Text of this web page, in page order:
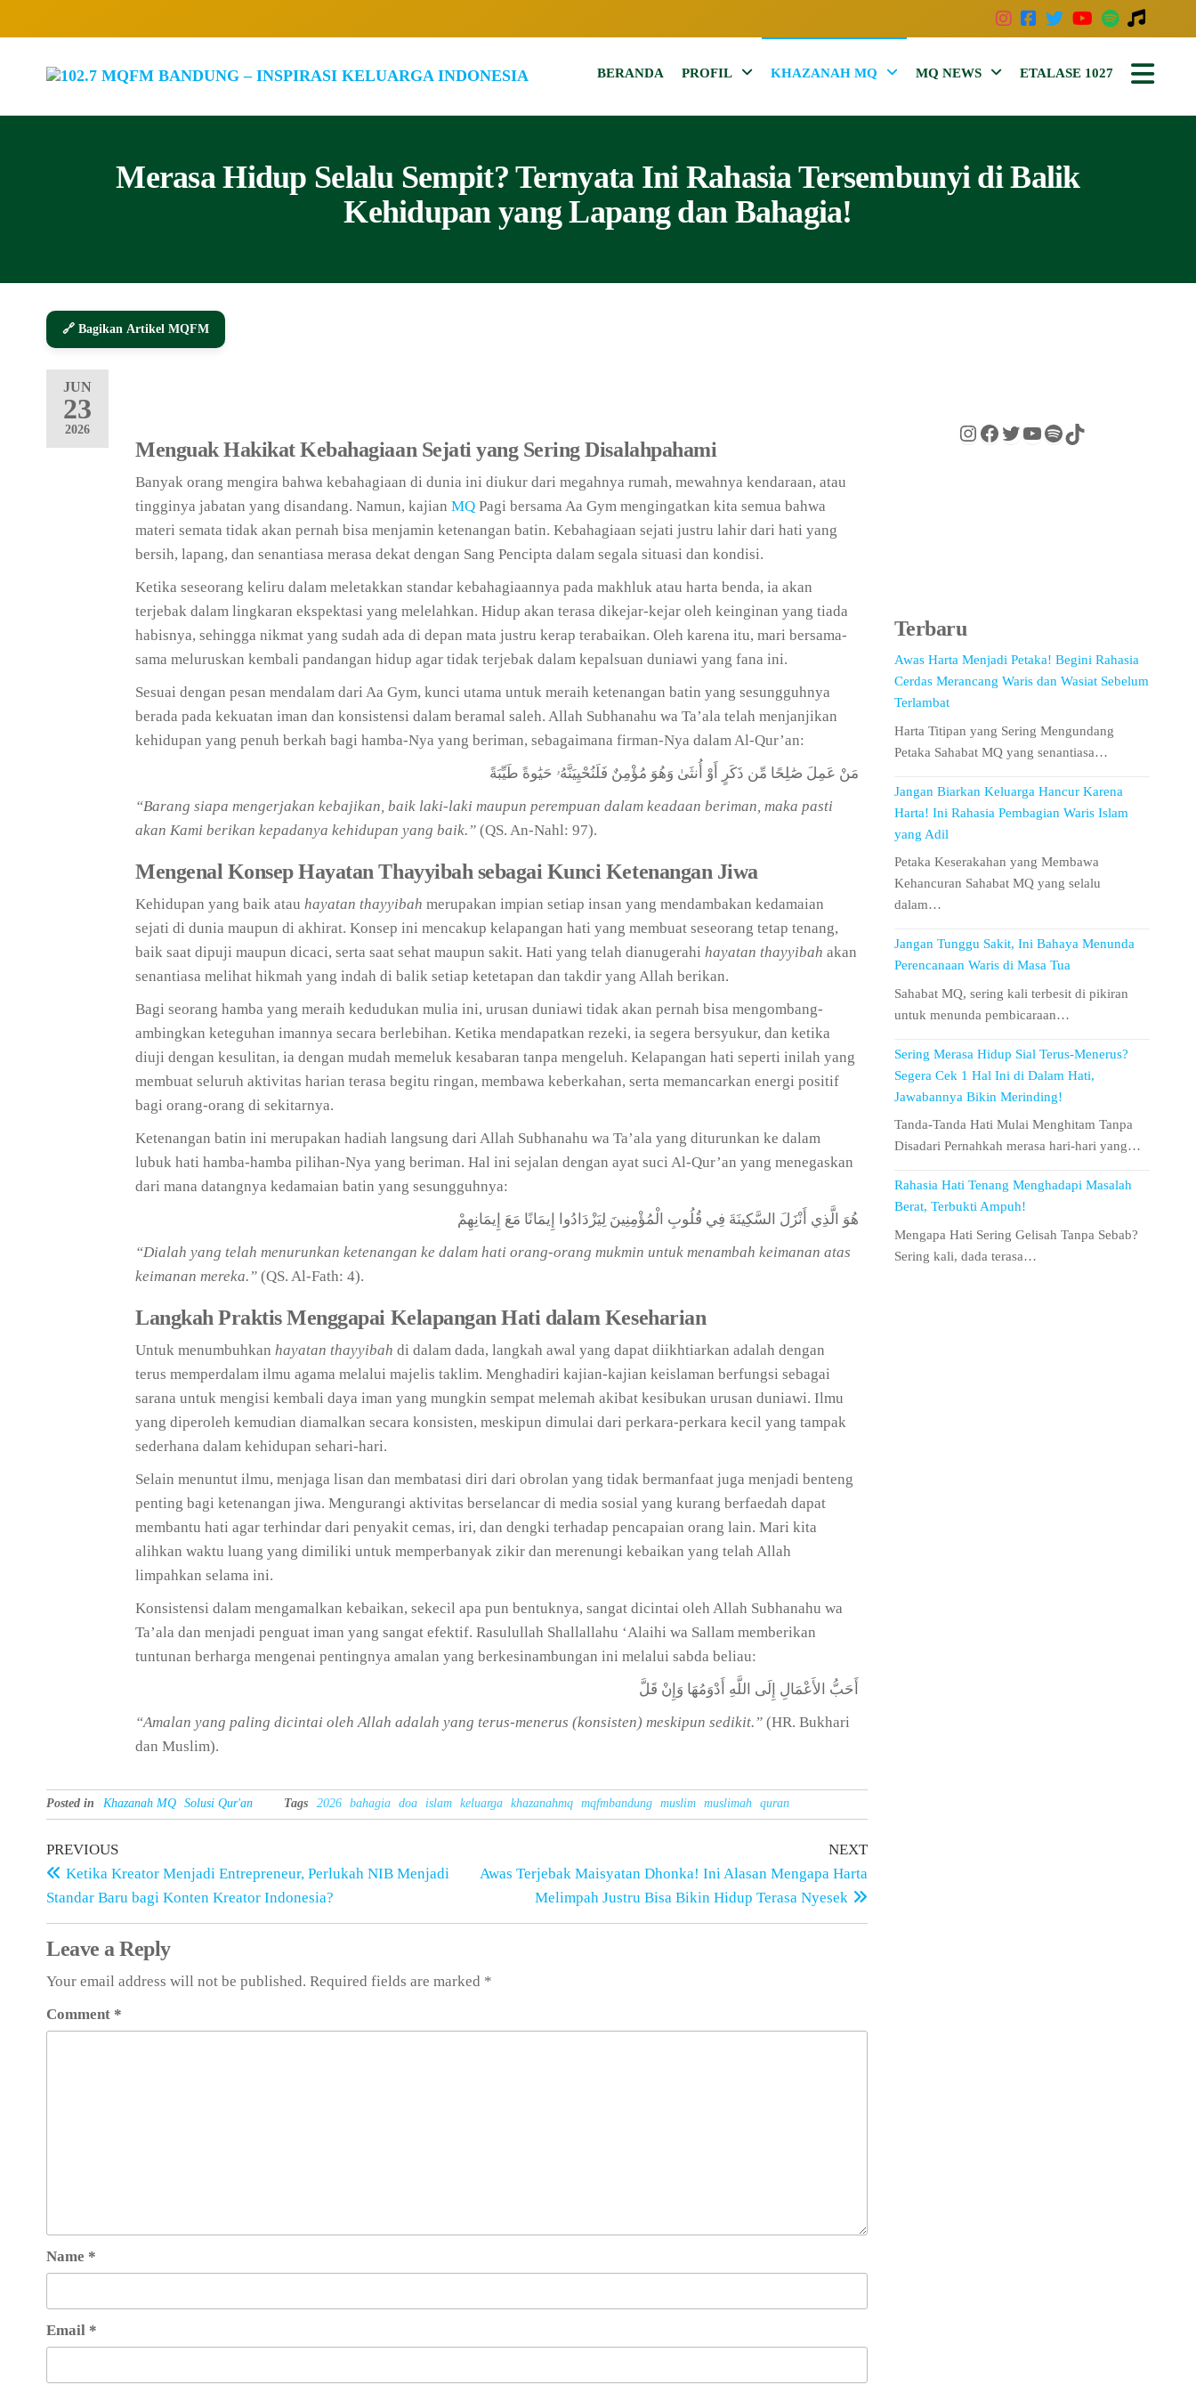
102.7
MQFM
–
Inspirasi
Keluarga
Indonesia
BERANDA PROFIL KHAZANAH MQ MQ NEWS ETALASE 1027
Merasa Hidup Selalu Sempit? Ternyata Ini Rahasia Tersembunyi di Balik
Kehidupan yang Lapang dan Bahagia!
🔗 Bagikan Artikel MQFM
JUN
23
2026
Menguak Hakikat Kebahagiaan Sejati yang Sering Disalahpahami
Banyak orang mengira bahwa kebahagiaan di dunia ini diukur dari megahnya rumah, mewahnya kendaraan, atau
tingginya jabatan yang disandang. Namun, kajian MQ Pagi bersama Aa Gym mengingatkan kita semua bahwa
materi semata tidak akan pernah bisa menjamin ketenangan batin. Kebahagiaan sejati justru lahir dari hati yang
bersih, lapang, dan senantiasa merasa dekat dengan Sang Pencipta dalam segala situasi dan kondisi.
Ketika seseorang keliru dalam meletakkan standar kebahagiaannya pada makhluk atau harta benda, ia akan
terjebak dalam lingkaran ekspektasi yang melelahkan. Hidup akan terasa dikejar-kejar oleh keinginan yang tiada
habisnya, sehingga nikmat yang sudah ada di depan mata justru kerap terabaikan. Oleh karena itu, mari bersama-
sama meluruskan kembali pandangan hidup agar tidak terjebak dalam kepalsuan duniawi yang fana ini.
Sesuai dengan pesan mendalam dari Aa Gym, kunci utama untuk meraih ketenangan batin yang sesungguhnya
berada pada kekuatan iman dan konsistensi dalam beramal saleh. Allah Subhanahu wa Ta’ala telah menjanjikan
kehidupan yang penuh berkah bagi hamba-Nya yang beriman, sebagaimana firman-Nya dalam Al-Qur’an:
مَنْ عَمِلَ صَٰلِحًا مِّن ذَكَرٍ أَوْ أُنثَىٰ وَهُوَ مُؤْمِنٌ فَلَنُحْيِيَنَّهُۥ حَيَٰوةً طَيِّبَةً
“Barang siapa mengerjakan kebajikan, baik laki-laki maupun perempuan dalam keadaan beriman, maka pasti
akan Kami berikan kepadanya kehidupan yang baik.” (QS. An-Nahl: 97).
Mengenal Konsep Hayatan Thayyibah sebagai Kunci Ketenangan Jiwa
Kehidupan yang baik atau hayatan thayyibah merupakan impian setiap insan yang mendambakan kedamaian
sejati di dunia maupun di akhirat. Konsep ini mencakup kelapangan hati yang membuat seseorang tetap tenang,
baik saat dipuji maupun dicaci, serta saat sehat maupun sakit. Hati yang telah dianugerahi hayatan thayyibah akan
senantiasa melihat hikmah yang indah di balik setiap ketetapan dan takdir yang Allah berikan.
Bagi seorang hamba yang meraih kedudukan mulia ini, urusan duniawi tidak akan pernah bisa mengombang-
ambingkan keteguhan imannya secara berlebihan. Ketika mendapatkan rezeki, ia segera bersyukur, dan ketika
diuji dengan kesulitan, ia dengan mudah memeluk kesabaran tanpa mengeluh. Kelapangan hati seperti inilah yang
membuat seluruh aktivitas harian terasa begitu ringan, membawa keberkahan, serta memancarkan energi positif
bagi orang-orang di sekitarnya.
Ketenangan batin ini merupakan hadiah langsung dari Allah Subhanahu wa Ta’ala yang diturunkan ke dalam
lubuk hati hamba-hamba pilihan-Nya yang beriman. Hal ini sejalan dengan ayat suci Al-Qur’an yang menegaskan
dari mana datangnya kedamaian batin yang sesungguhnya:
هُوَ الَّذِي أَنْزَلَ السَّكِينَةَ فِي قُلُوبِ الْمُؤْمِنِينَ لِيَزْدَادُوا إِيمَانًا مَعَ إِيمَانِهِمْ
“Dialah yang telah menurunkan ketenangan ke dalam hati orang-orang mukmin untuk menambah keimanan atas
keimanan mereka.” (QS. Al-Fath: 4).
Langkah Praktis Menggapai Kelapangan Hati dalam Keseharian
Untuk menumbuhkan hayatan thayyibah di dalam dada, langkah awal yang dapat diikhtiarkan adalah dengan
terus memperdalam ilmu agama melalui majelis taklim. Menghadiri kajian-kajian keislaman berfungsi sebagai
sarana untuk mengisi kembali daya iman yang mungkin sempat melemah akibat kesibukan urusan duniawi. Ilmu
yang diperoleh kemudian diamalkan secara konsisten, meskipun dimulai dari perkara-perkara kecil yang tampak
sederhana dalam kehidupan sehari-hari.
Selain menuntut ilmu, menjaga lisan dan membatasi diri dari obrolan yang tidak bermanfaat juga menjadi benteng
penting bagi ketenangan jiwa. Mengurangi aktivitas berselancar di media sosial yang kurang berfaedah dapat
membantu hati agar terhindar dari penyakit cemas, iri, dan dengki terhadap pencapaian orang lain. Mari kita
alihkan waktu luang yang dimiliki untuk memperbanyak zikir dan merenungi kebaikan yang telah Allah
limpahkan selama ini.
Konsistensi dalam mengamalkan kebaikan, sekecil apa pun bentuknya, sangat dicintai oleh Allah Subhanahu wa
Ta’ala dan menjadi penguat iman yang sangat efektif. Rasulullah Shallallahu ‘Alaihi wa Sallam memberikan
tuntunan berharga mengenai pentingnya amalan yang berkesinambungan ini melalui sabda beliau:
أَحَبُّ الأَعْمَالِ إِلَى اللَّهِ أَدْوَمُهَا وَإِنْ قَلَّ
“Amalan yang paling dicintai oleh Allah adalah yang terus-menerus (konsisten) meskipun sedikit.” (HR. Bukhari
dan Muslim).
Posted in Khazanah MQ Solusi Qur'an Tags 2026 bahagia doa islam keluarga khazanahmq mqfmbandung muslim muslimah quran
PREVIOUS
Ketika Kreator Menjadi Entrepreneur, Perlukah NIB Menjadi
Standar Baru bagi Konten Kreator Indonesia?
NEXT
Awas Terjebak Maisyatan Dhonka! Ini Alasan Mengapa Harta
Melimpah Justru Bisa Bikin Hidup Terasa Nyesek
Leave a Reply
Your email address will not be published. Required fields are marked *
Comment *
Name *
Email *
Terbaru
Awas Harta Menjadi Petaka! Begini Rahasia
Cerdas Merancang Waris dan Wasiat Sebelum
Terlambat
Harta Titipan yang Sering Mengundang
Petaka Sahabat MQ yang senantiasa…
Jangan Biarkan Keluarga Hancur Karena
Harta! Ini Rahasia Pembagian Waris Islam
yang Adil
Petaka Keserakahan yang Membawa
Kehancuran Sahabat MQ yang selalu
dalam…
Jangan Tunggu Sakit, Ini Bahaya Menunda
Perencanaan Waris di Masa Tua
Sahabat MQ, sering kali terbesit di pikiran
untuk menunda pembicaraan…
Sering Merasa Hidup Sial Terus-Menerus?
Segera Cek 1 Hal Ini di Dalam Hati,
Jawabannya Bikin Merinding!
Tanda-Tanda Hati Mulai Menghitam Tanpa
Disadari Pernahkah merasa hari-hari yang…
Rahasia Hati Tenang Menghadapi Masalah
Berat, Terbukti Ampuh!
Mengapa Hati Sering Gelisah Tanpa Sebab?
Sering kali, dada terasa…